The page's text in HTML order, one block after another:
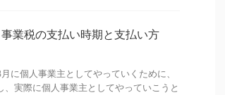
業税の支払い時期と支払い方
に個人事業主としてやっていくために、
実際に個人事業主としてやっていこうと